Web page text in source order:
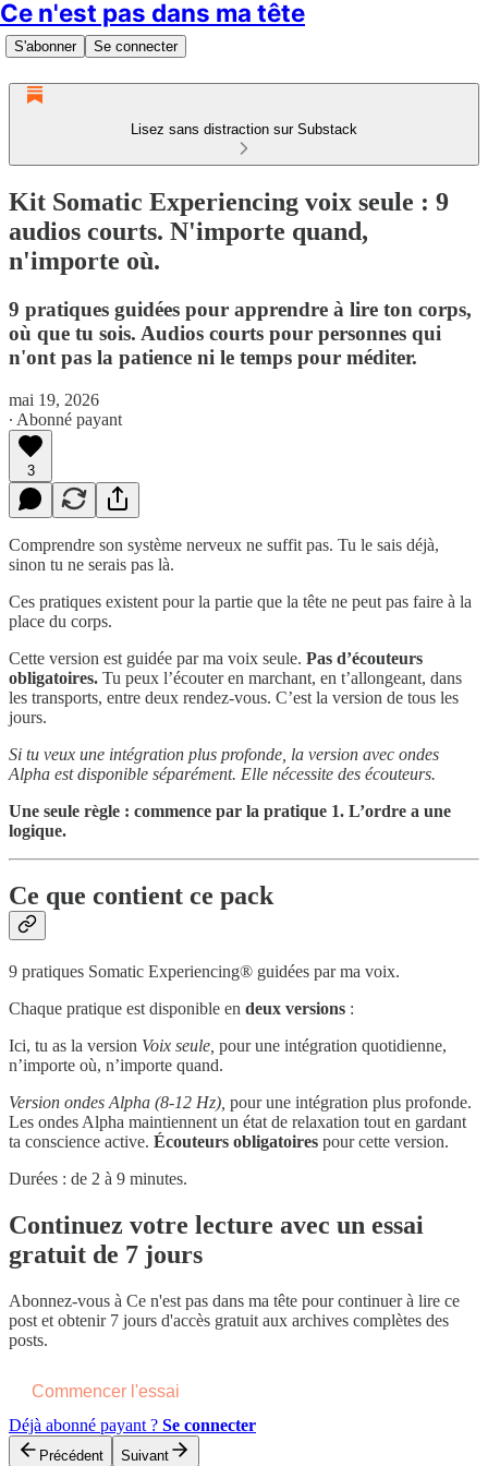
Ce n'est pas dans ma tête
S'abonner Se connecter
Lisez sans distraction sur Substack
Kit Somatic Experiencing voix seule : 9
audios courts. N'importe quand,
n'importe où.
9 pratiques guidées pour apprendre à lire ton corps,
où que tu sois. Audios courts pour personnes qui
n'ont pas la patience ni le temps pour méditer.
mai 19, 2026
∙ Abonné payant
3
Comprendre son système nerveux ne suffit pas. Tu le sais déjà,
sinon tu ne serais pas là.
Ces pratiques existent pour la partie que la tête ne peut pas faire à la
place du corps.
Cette version est guidée par ma voix seule. Pas d’écouteurs
obligatoires. Tu peux l’écouter en marchant, en t’allongeant, dans
les transports, entre deux rendez-vous. C’est la version de tous les
jours.
Si tu veux une intégration plus profonde, la version avec ondes
Alpha est disponible séparément. Elle nécessite des écouteurs.
Une seule règle : commence par la pratique 1. L’ordre a une
logique.
Ce que contient ce pack
9 pratiques Somatic Experiencing® guidées par ma voix.
Chaque pratique est disponible en deux versions :
Ici, tu as la version Voix seule, pour une intégration quotidienne,
n’importe où, n’importe quand.
Version ondes Alpha (8-12 Hz), pour une intégration plus profonde.
Les ondes Alpha maintiennent un état de relaxation tout en gardant
ta conscience active. Écouteurs obligatoires pour cette version.
Durées : de 2 à 9 minutes.
Continuez votre lecture avec un essai
gratuit de 7 jours
Abonnez-vous à Ce n'est pas dans ma tête pour continuer à lire ce
post et obtenir 7 jours d'accès gratuit aux archives complètes des
posts.
Commencer l'essai
Déjà abonné payant ? Se connecter
Précédent Suivant